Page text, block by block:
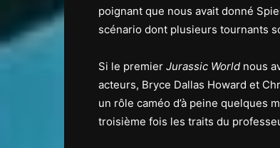
poignant que nous avait donné
scénario dont plusieurs tournants
Si le premier Jurassic World nous
acteurs, Bryce Dallas Howard et
un rôle caméo d’à peine quelques
troisième fois les traits du